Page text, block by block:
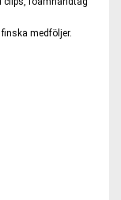
medföljer.